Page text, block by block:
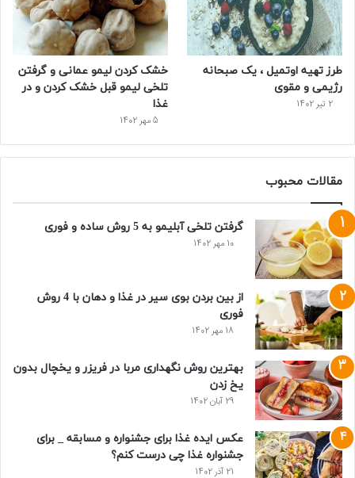
طرز تهیه اوتمیل ، یک صبحانه
رژیمی و مقوی
2 تیر 1402
خشک کردن لیمو عمانی و گرفتن
تلخی لیمو قبل خشک کردن و در
غذا
5 مهر 1402
مقالات محبوب
گرفتن تلخی آبلیمو به 5 روش ساده و فوری
10 مهر 1402
از بین بردن بوی سیر در غذا و دهان با 4 روش
فوری
18 مهر 1402
بهترین روش نگهداری مربا در فریزر و یخچال بدون
یخ زدن
29 آبان 1402
عکس ایده غذا برای جشنواره و مسابقه _ برای
جشنواره غذا چی درست کنم؟
21 آذر 1402